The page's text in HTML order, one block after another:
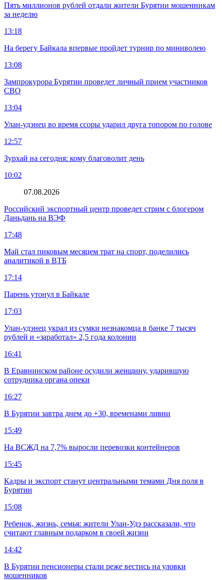
Пять миллионов рублей отдали жители Бурятии мошенникам
за неделю
13:18
На берегу Байкала впервые пройдет турнир по миниволею
13:08
Зампрокурора Бурятии проведет личный прием участников
СВО
13:04
Улан-удэнец во время ссоры ударил друга топором по голове
12:57
Зурхай на сегодня: кому благоволит день
10:02
07.08.2026
Российский экспортный центр проведет стрим с блогером
Даньдань на ВЭФ
17:48
Май стал пиковым месяцем трат на спорт, поделились
аналитикой в ВТБ
17:14
Парень утонул в Байкале
17:03
Улан-удэнец украл из сумки незнакомца в банке 7 тысяч
рублей и «заработал» 2,5 года колонии
16:41
В Еравнинском районе осудили женщину, ударившую
сотрудника органа опеки
16:27
В Бурятии завтра днем до +30, временами ливни
15:49
На ВСЖД на 7,7% выросли перевозки контейнеров
15:45
Кадры и экспорт станут центральными темами Дня поля в
Бурятии
15:08
Ребенок, жизнь, семья: жители Улан-Удэ рассказали, что
считают главным подарком в своей жизни
14:42
В Бурятии пенсионеры стали реже вестись на уловки
мошенников